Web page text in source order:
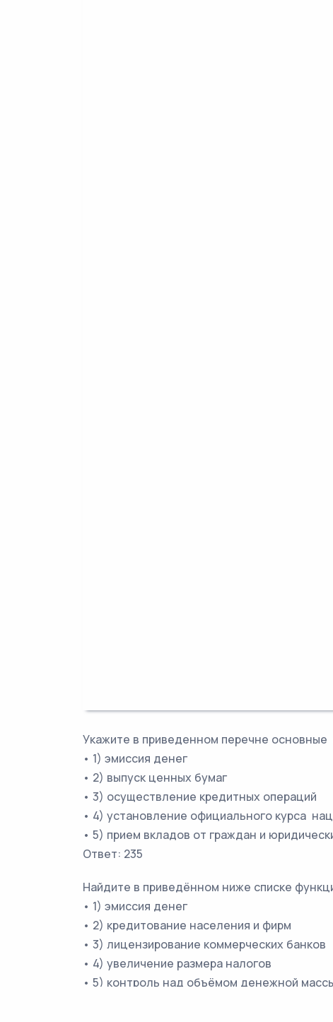
Укажите в приведенном перечне основные
• 1) эмиссия денег
• 2) выпуск ценных бумаг
• 3) осуществление кредитных операций
• 4) установление официального курса
• 5) прием вкладов от граждан и
Ответ: 235
Найдите в приведённом ниже списке
• 1) эмиссия денег
• 2) кредитование населения и фирм
• 3) лицензирование коммерческих банков
• 4) увеличение размера налогов
• 5) контроль над объёмом денежной